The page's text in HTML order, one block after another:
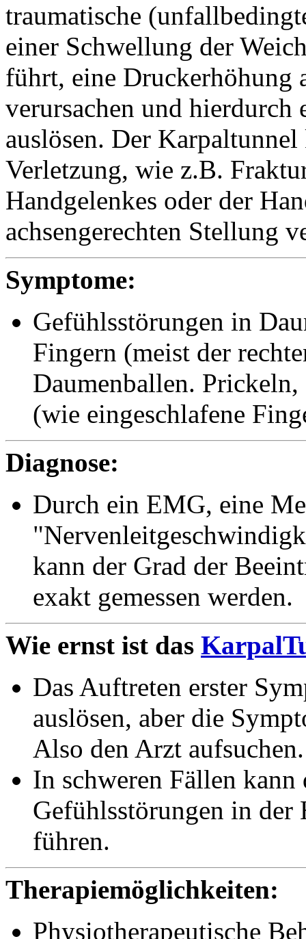
traumatische
einer Schwellung der
führt, eine Druckerhöhung
verursachen und
auslösen. Der
Verletzung, wie z.B.
Handgelenkes oder der
achsengerechten Stellung
Symptome:
Gefühlsstörungen in
Fingern (meist der
Daumenballen. Prickeln,
(wie eingeschlafene
Diagnose:
Durch ein EMG, eine
kann der Grad der
exakt gemessen werden.
Wie ernst ist das
Das Auftreten erster
auslösen, aber die
Also den Arzt aufsuchen.
In schweren Fällen kann
Gefühlsstörungen in der
führen.
Therapiemöglichkeiten:
Physiotherapeutische